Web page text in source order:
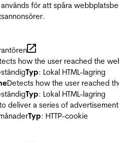
för att spåra
how the user reached the
Typ: Lokal HTML-lagring
Detects how the user reached
Typ: Lokal HTML-lagring
deliver a series of
Typ: HTTP-cookie